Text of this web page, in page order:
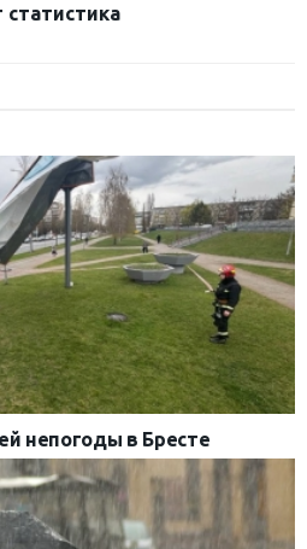
статистика
непогоды в Бресте